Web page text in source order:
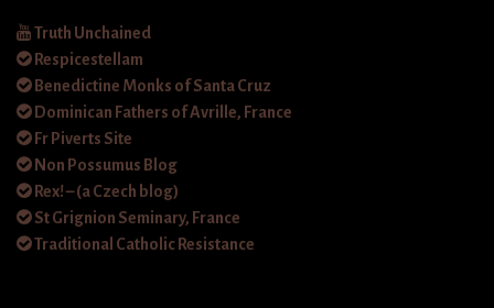
Truth Unchained
Respicestellam
Benedictine Monks of Santa Cruz
Dominican Fathers of Avrille, France
Fr Piverts Site
Non Possumus Blog
Rex! – (a Czech blog)
St Grignion Seminary, France
Traditional Catholic Resistance